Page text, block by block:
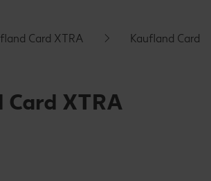
Card XTRA
Kaufland Card
XTRA